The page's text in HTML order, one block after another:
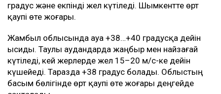
градус және екпінді жел күтіледі. Шымкентте өрт
қаупі өте жоғары.
Жамбыл облысында ауа +38…+40 градусқа дейін
ысиды. Таулы аудандарда жаңбыр мен найзағай
күтіледі, кей жерлерде жел 15–20 м/с-ке дейін
күшейеді. Таразда +38 градус болады. Облыстың
басым бөлігінде өрт қаупі өте жоғары деңгейде